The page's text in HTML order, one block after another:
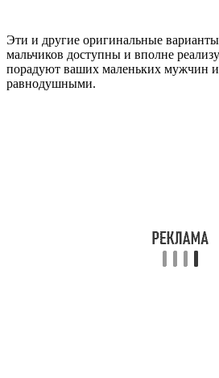
Эти и другие оригинальные
мальчиков доступны и вполне
порадуют ваших маленьких мужчин и
равнодушными.